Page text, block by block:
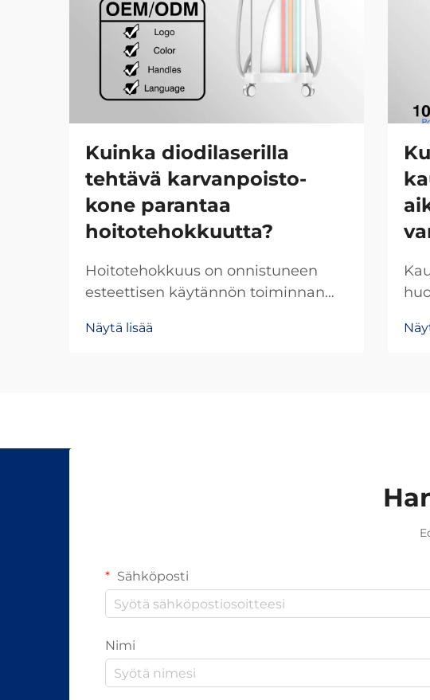
Kuinka diodilaserilla
tehtävä karvanpoisto-
kone parantaa
hoitotehokkuutta?
Hoitotehokkuus on onnistuneen
esteettisen käytännön toiminnan
ovat edistyneet diodilaserilla
Näytä lisää
Sähköposti
Nimi